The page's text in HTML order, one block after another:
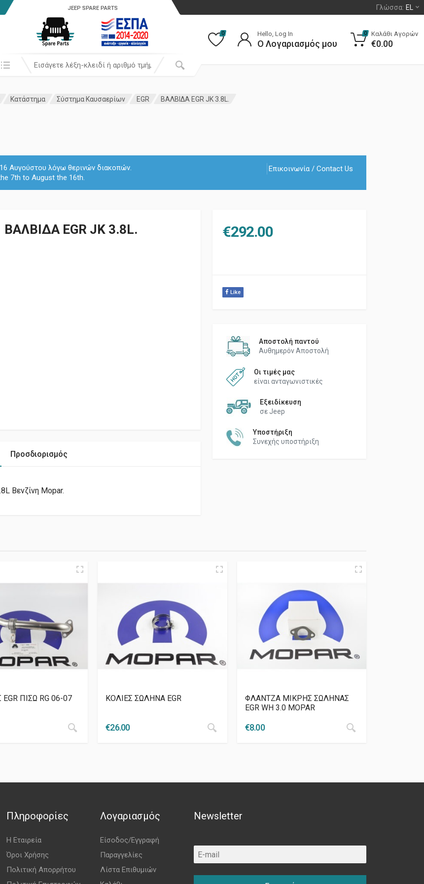
Γλώσσα: EL
JEEP SPARE PARTS
σε:
0 Hello, Log In
Ο Λογαριασμός μου
0 Καλάθι Αγορών
€0.00
Κατάστημα Σύστημα Καυσαερίων EGR ΒΑΛΒΙΔΑ EGR JK 3.8L.
Επικοινωνία / Contact Us
Αυγούστου λόγω θερινών διακοπών.
7th to August the 16th.
ΒΑΛΒΙΔΑ EGR JK 3.8L. €292.00
Like
Αποστολή παντού
Αυθημερόν Αποστολή
Οι τιμές μας
είναι ανταγωνιστικές
Εξειδίκευση
σε Jeep
Υποστήριξη
Συνεχής υποστήριξη
Προσδιορισμός
Βενζίνη Mopar.
ΠΙΣΩ RG 06-07 ΚΟΛΙΕΣ ΣΩΛΗΝΑ EGR
€26.00
ΦΛΑΝΤΖΑ ΜΙΚΡΗΣ ΣΩΛΗΝΑΣ
EGR WH 3.0 MOPAR
€8.00
Πληροφορίες
Η Εταιρεία
Όροι Χρήσης
Πολιτική Απορρήτου
Λογαριασμός
Είσοδος/Εγγραφή
Παραγγελίες
Λίστα Επιθυμιών
Newsletter